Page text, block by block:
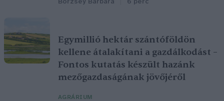
Börzsey Barbara 6 perc
Egymillió hektár szántóföldön
kellene átalakítani a gazdálkodást –
Fontos kutatás készült hazánk
mezőgazdaságának jövőjéről
AGRÁRIUM